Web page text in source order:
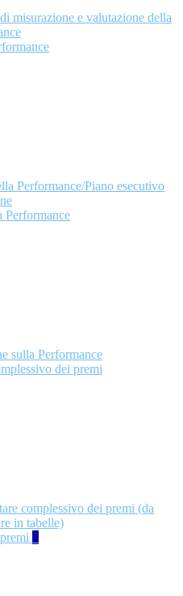
misurazione e valutazione della
Performance/Piano esecutivo
Performance
sulla Performance
dei premi
complessivo dei premi (da
in tabelle)
5